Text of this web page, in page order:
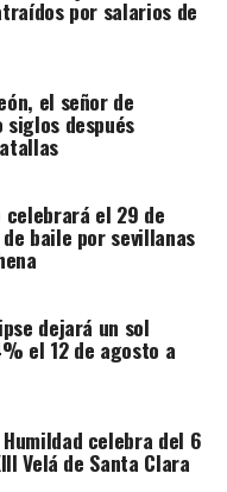
la investigación y
de once
con uno de
intervenidos
junto con relojes
y abundante
también a que
presuntamente
hacia una
canalizar el
con
Es
la que
por supuesto
por salarios de
el señor de
siglos después
celebrará el 29 de
baile por sevillanas
dejará un sol
el 12 de agosto a
celebra del 6
Velá de Santa Clara